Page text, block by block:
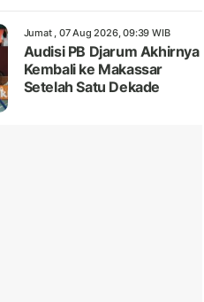
Jumat , 07 Aug 2026, 09:39 WIB
Audisi PB Djarum Akhirnya
Kembali ke Makassar
Setelah Satu Dekade